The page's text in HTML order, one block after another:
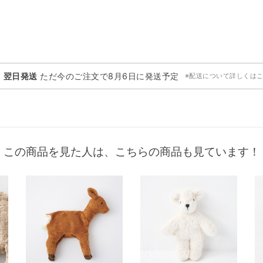
翌日発送 ただ今のご注文で8月6日に発送予定 ※配送について詳しくは
この商品を見た人は、こちらの商品も見ています！